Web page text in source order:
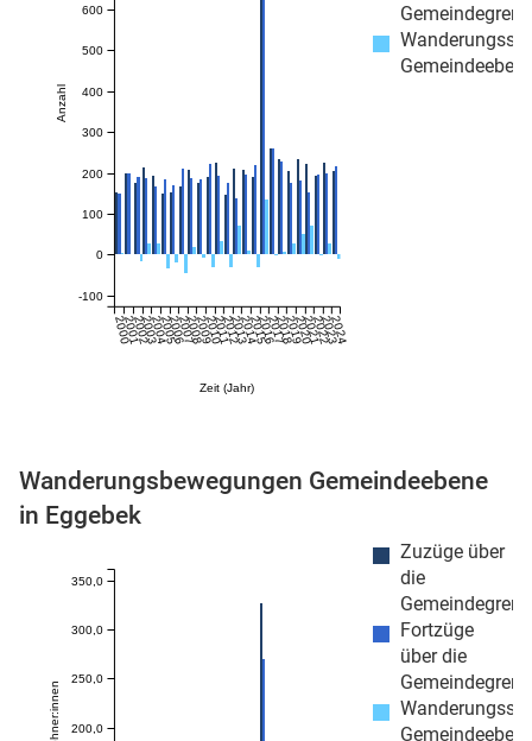
(Mikrozensus)
Zeit (Jahr)
200020012002200320042005200620072008200920102011201220132014201520162017201820192020202120222023
2024
Anzahl
-100
0
100
200
300
400
500
600
Wanderungsbewegungen Gemeindeebene
in Eggebek
Zuzüge über
die
Fortzüge
über die
200,0
250,0
300,0
350,0